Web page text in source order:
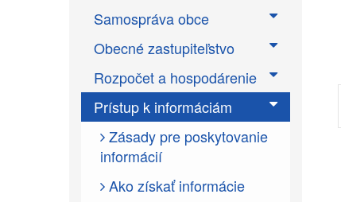
Samospráva obce
Obecné zastupiteľstvo
Rozpočet a hospodárenie
Prístup k informáciám
Zásady pre poskytovanie
informácií
Ako získať informácie